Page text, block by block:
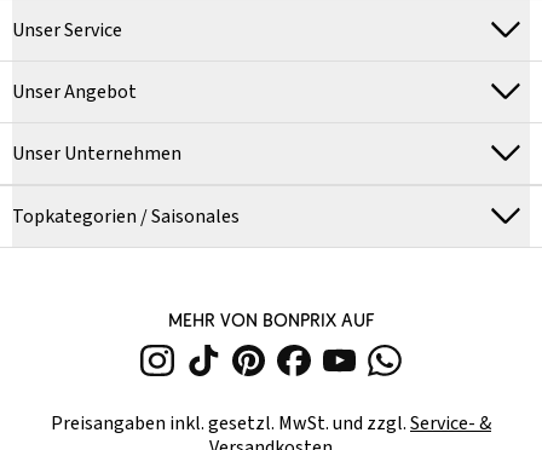
Unser Service
Unser Angebot
Unser Unternehmen
Topkategorien / Saisonales
MEHR VON BONPRIX AUF
Preisangaben inkl. gesetzl. MwSt. und zzgl.Service- &